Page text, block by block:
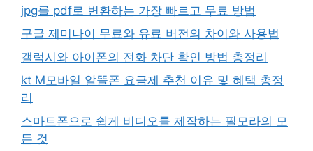
jpg를 pdf로 변환하는 가장 빠르고 무료 방법
구글 제미나이 무료와 유료 버전의 차이와 사용법
갤럭시와 아이폰의 전화 차단 확인 방법 총정리
kt M모바일 알뜰폰 요금제 추천 이유 및 혜택 총정
리
스마트폰으로 쉽게 비디오를 제작하는 필모라의 모
든 것